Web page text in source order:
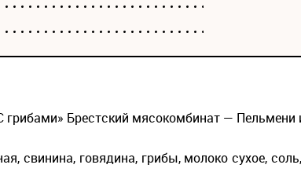
Брестский мясокомбинат — Пельмени
свинина, говядина, грибы, молоко сухое,